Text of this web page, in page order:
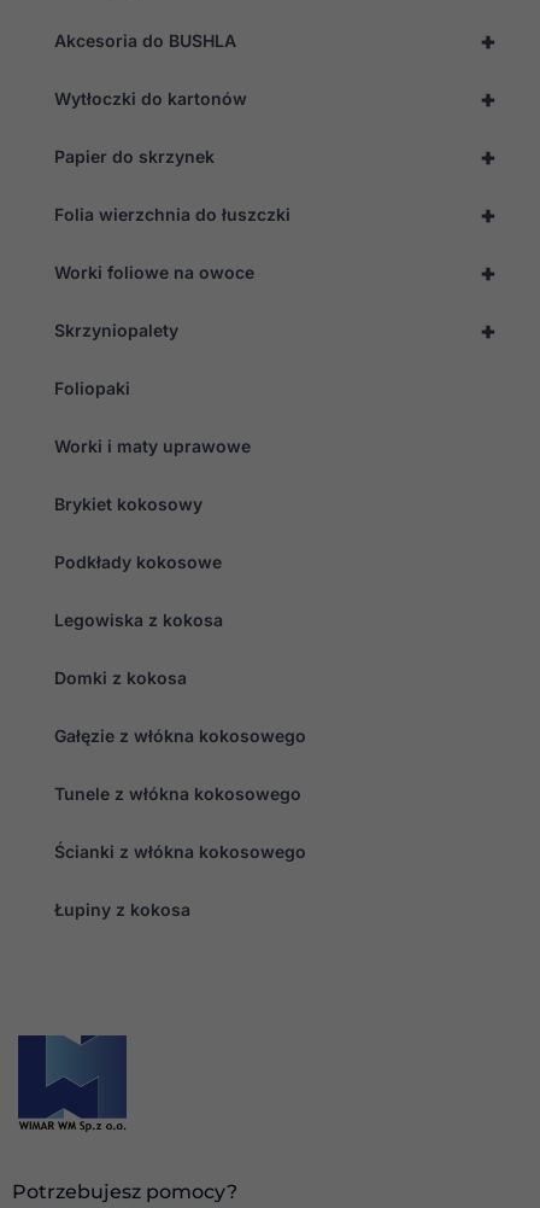
+
Akcesoria do BUSHLA
+
Wytłoczki do kartonów
+
Papier do skrzynek
+
Folia wierzchnia do łuszczki
+
Worki foliowe na owoce
+
Skrzyniopalety
Foliopaki
Worki i maty uprawowe
Brykiet kokosowy
Podkłady kokosowe
Legowiska z kokosa
Domki z kokosa
Gałęzie z włókna kokosowego
Tunele z włókna kokosowego
Ścianki z włókna kokosowego
Łupiny z kokosa
Potrzebujesz pomocy?